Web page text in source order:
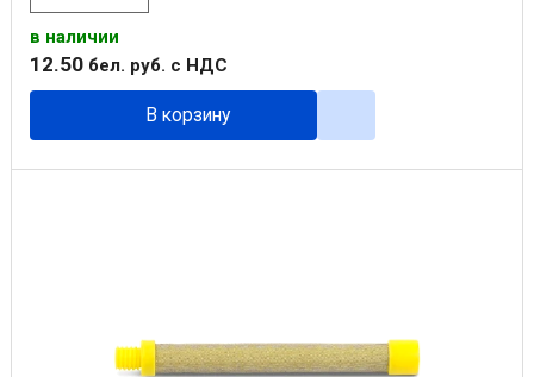
в наличии
12.50 бел. руб. с НДС
В корзину